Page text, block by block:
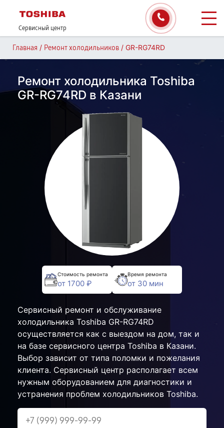
Сервисный центр
Главная / Ремонт холодильников / GR-RG74RD
Ремонт холодильника Toshiba
GR-RG74RD в Казани
Стоимость ремонта
от 1700 ₽
Время ремонта
от 30 мин
Сервисный ремонт и обслуживание
холодильника Toshiba GR-RG74RD
осуществляется как с выездом на дом, так и
на базе сервисного центра Toshiba в Казани.
Выбор зависит от типа поломки и пожелания
клиента. Сервисный центр располагает всем
нужным оборудованием для диагностики и
устранения проблем холодильников Toshiba.